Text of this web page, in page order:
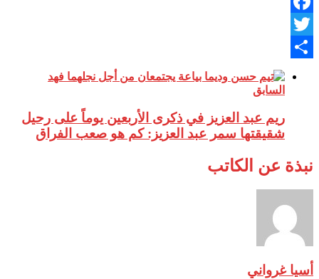
Facebook
Twitter
السابق
ريم عبد العزيز في ذكرى الأربعين يوماً على رحيل
شقيقتها سمر عبد العزيز: كم هو صعب الفراق
نبذة عن الكاتب
أسيا غرواني